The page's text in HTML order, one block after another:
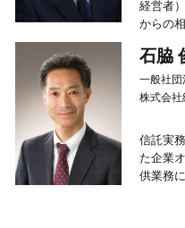
経営者
からの
石脇
一般社
株式会
信託実
た企業
供業務